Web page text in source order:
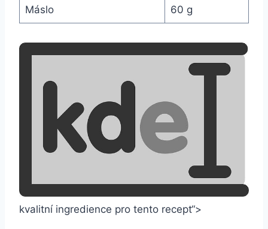
Máslo 60 g
kvalitní ingredience ⁣pro ⁣tento recept“>